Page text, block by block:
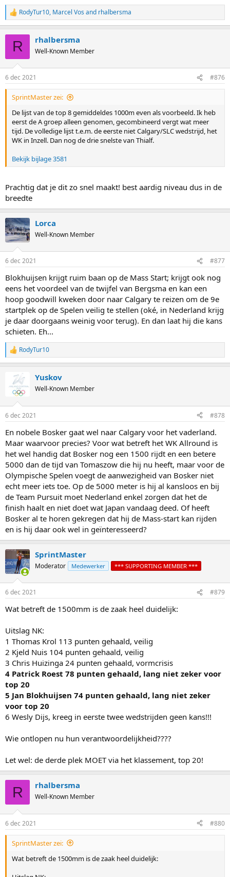
R
e
s
:
RodyTur10, Marcel Vos and rhalbersma
R rhalbersma
Well-Known Member
6 dec 2021 #876
SprintMaster zei:
De lijst van de top 8 gemiddeldes 1000m even als voorbeeld. Ik heb
eerst de A groep alleen genomen, gecombineerd vergt wat meer
tijd. De volledige lijst t.e.m. de eerste niet Calgary/SLC wedstrijd, het
WK in Inzell. Dan nog de drie snelste van Thialf.
Bekijk bijlage 3581
Prachtig dat je dit zo snel maakt! best aardig niveau dus in de
breedte
Lorca
Well-Known Member
6 dec 2021 #877
Blokhuijsen krijgt ruim baan op de Mass Start; krijgt ook nog
eens het voordeel van de twijfel van Bergsma en kan een
hoop goodwill kweken door naar Calgary te reizen om de 9e
startplek op de Spelen veilig te stellen (oké, in Nederland krijg
je daar doorgaans weinig voor terug). En dan laat hij die kans
schieten. Eh...
R
e
t
s
RodyTur10
Yuskov
Well-Known Member
6 dec 2021 #878
En nobele Bosker gaat wel naar Calgary voor het vaderland.
Maar waarvoor precies? Voor wat betreft het WK Allround is
het wel handig dat Bosker nog een 1500 rijdt en een betere
5000 dan de tijd van Tomaszow die hij nu heeft, maar voor de
Olympische Spelen voegt de aanwezigheid van Bosker niet
echt meer iets toe. Op de 5000 meter is hij al kansloos en bij
de Team Pursuit moet Nederland enkel zorgen dat het de
finish haalt en niet doet wat Japan vandaag deed. Of heeft
Bosker al te horen gekregen dat hij de Mass-start kan rijden
en is hij daar ook wel in geïnteresseerd?
SprintMaster
Moderator Medewerker *** SUPPORTING MEMBER ***
6 dec 2021 #879
Wat betreft de 1500mm is de zaak heel duidelijk:
Uitslag NK:
1 Thomas Krol 113 punten gehaald, veilig
2 Kjeld Nuis 104 punten gehaald, veilig
3 Chris Huizinga 24 punten gehaald, vormcrisis
4 Patrick Roest 78 punten gehaald, lang niet zeker voor
top 20
5 Jan Blokhuijsen 74 punten gehaald, lang niet zeker
voor top 20
6 Wesly Dijs, kreeg in eerste twee wedstrijden geen kans!!!
Wie ontlopen nu hun verantwoordelijkheid????
Let wel: de derde plek MOET via het klassement, top 20!
R rhalbersma
Well-Known Member
6 dec 2021 #880
SprintMaster zei:
Wat betreft de 1500mm is de zaak heel duidelijk: